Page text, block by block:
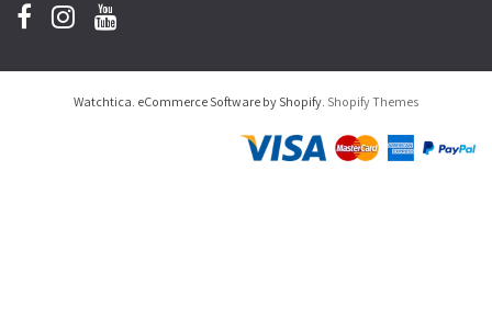
Watchtica. eCommerce Software by Shopify. Shopify Themes